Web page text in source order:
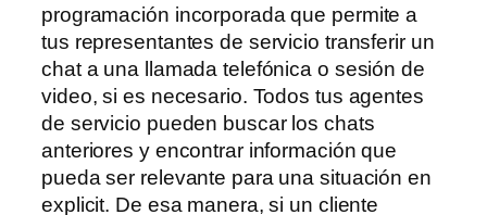
programación incorporada que permite a
tus representantes de servicio transferir un
chat a una llamada telefónica o sesión de
video, si es necesario. Todos tus agentes
de servicio pueden buscar los chats
anteriores y encontrar información que
pueda ser relevante para una situación en
explicit. De esa manera, si un cliente